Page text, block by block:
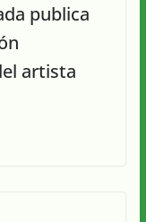
publica
artista